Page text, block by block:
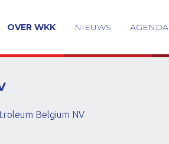
OVER WKK NIEUWS AGENDA
Belgium NV